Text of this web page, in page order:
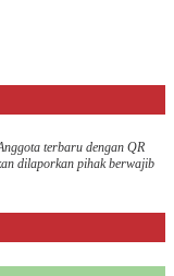
terbaru dengan QR
dilaporkan pihak berwajib